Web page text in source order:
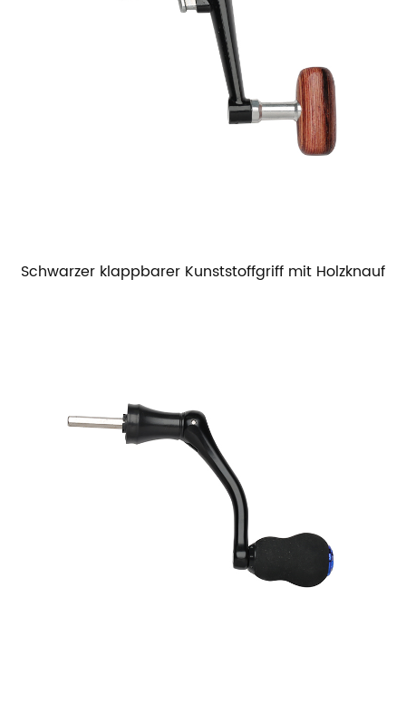
Schwarzer klappbarer Kunststoffgriff mit Holzknauf